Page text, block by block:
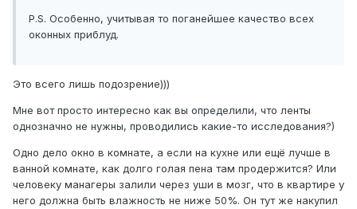
P.S. Особенно, учитывая то поганейшее качество всех
оконных приблуд.
Это всего лишь подозрение)))
Мне вот просто интересно как вы определили, что ленты
однозначно не нужны, проводились какие-то исследования?)
Одно дело окно в комнате, а если на кухне или ещё лучше в
ванной комнате, как долго голая пена там продержится? Или
человеку манагеры залили через уши в мозг, что в квартире у
него должна быть влажность не ниже 50%. Он тут же накупил